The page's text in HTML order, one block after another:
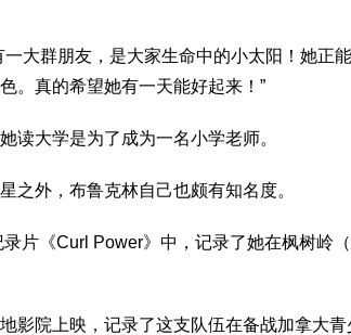
一大群朋友，是大家生命中的小太阳！她正
。真的希望她有一天能好起来！”
读大学是为了成为一名小学老师。
之外，布鲁克林自己也颇有知名度。
片《Curl Power》中，记录了她在枫树岭
影院上映，记录了这支队伍在备战加拿大